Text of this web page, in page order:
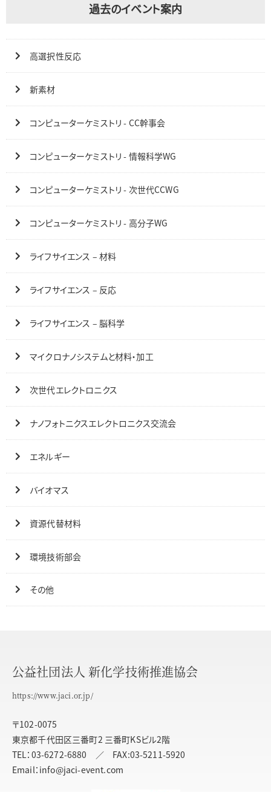
過去のイベント案内
高選択性反応
新素材
コンピューターケミストリ - CC幹事会
コンピューターケミストリ - 情報科学WG
コンピューターケミストリ - 次世代CCWG
コンピューターケミストリ - 高分子WG
ライフサイエンス – 材料
ライフサイエンス – 反応
ライフサイエンス – 脳科学
マイクロナノシステムと材料・加工
次世代エレクトロニクス
ナノフォトニクスエレクトロニクス交流会
エネルギー
バイオマス
資源代替材料
環境技術部会
その他
公益社団法人 新化学技術推進協会
https://www.jaci.or.jp/
〒102-0075
東京都千代田区三番町2 三番町KSビル2階
TEL：03-6272-6880 ／ FAX:03-5211-5920
Email：info@jaci-event.com